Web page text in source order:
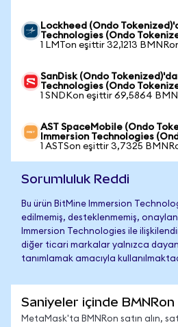
Lockheed (Ondo
Technologies (Ondo
1 LMTon eşittir 32,1213
SanDisk (Ondo
Technologies (Ondo
1 SNDKon eşittir 69,5864
AST SpaceMobile (Ondo
Immersion Technologies
1 ASTSon eşittir 3,7325
Sorumluluk Reddi
Bu ürün BitMine Immersion
edilmemiş, desteklenmemiş,
Immersion Technologies ile
diğer ticari markalar yalnızca
tanımlamak amacıyla
Saniyeler içinde BMNRon
MetaMask'ta BMNRon satın alın,